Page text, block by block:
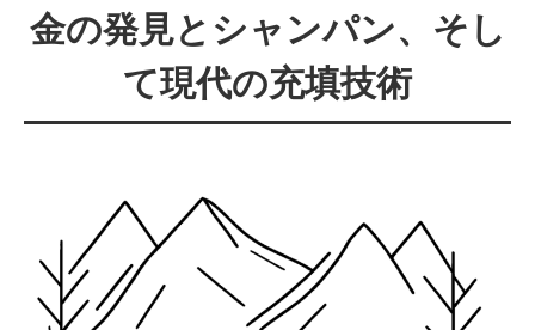
金の発見とシャンパン、そし
て現代の充填技術